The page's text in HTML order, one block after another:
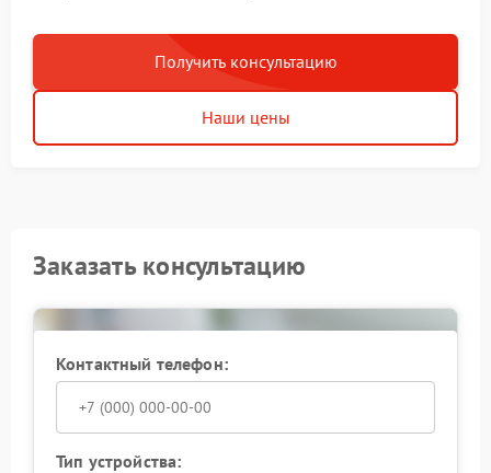
Получить консультацию
Наши цены
Заказать консультацию
Контактный телефон:
Тип устройства: